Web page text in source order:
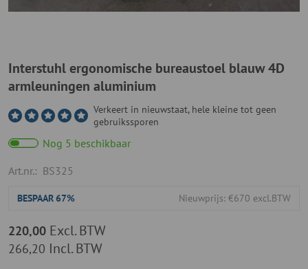
Interstuhl ergonomische bureaustoel blauw 4D
armleuningen aluminium
Verkeert in nieuwstaat, hele kleine tot geen
gebruikssporen
Nog 5 beschikbaar
Art.nr.: BS325
BESPAAR67% Nieuwprijs: €670 excl.BTW
266,20 Incl. BTW
220,00 Excl. BTW